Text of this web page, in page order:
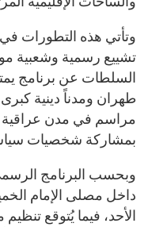
وتأتي هذه التطورات
تشييع رسمية وشعبية
السلطات عن برنامج
طهران ومدناً دينية
مراسم في مدن عراقية
بمشاركة شخصيات
وبحسب البرنامج
داخل مصلى الإمام
الأحد، فيما يُتوقع